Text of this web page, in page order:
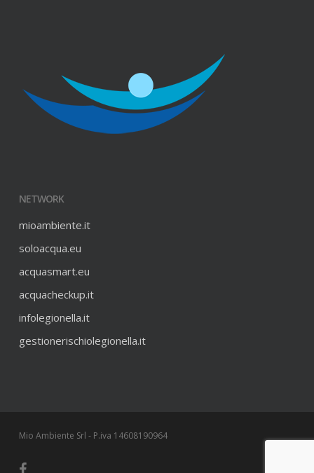
NETWORK
mioambiente.it
soloacqua.eu
acquasmart.eu
acquacheckup.it
infolegionella.it
gestionerischiolegionella.it
Mio Ambiente Srl - P.iva 14608190964
facebook